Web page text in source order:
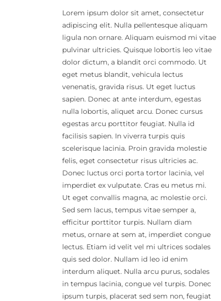
Lorem ipsum dolor sit amet, consectetur
adipiscing elit. Nulla pellentesque aliquam
ligula non ornare. Aliquam euismod mi vitae
pulvinar ultricies. Quisque lobortis leo vitae
dolor dictum, a blandit orci commodo. Ut
eget metus blandit, vehicula lectus
venenatis, gravida risus. Ut eget luctus
sapien. Donec at ante interdum, egestas
nulla lobortis, aliquet arcu. Donec cursus
egestas arcu porttitor feugiat. Nulla id
facilisis sapien. In viverra turpis quis
scelerisque lacinia. Proin gravida molestie
felis, eget consectetur risus ultricies ac.
Donec luctus orci porta tortor lacinia, vel
imperdiet ex vulputate. Cras eu metus mi.
Ut eget convallis magna, ac molestie orci.
Sed sem lacus, tempus vitae semper a,
efficitur porttitor turpis. Nullam diam
metus, ornare at sem at, imperdiet congue
lectus. Etiam id velit vel mi ultrices sodales
quis sed dolor. Nullam id leo id enim
interdum aliquet. Nulla arcu purus, sodales
in tempus lacinia, congue vel turpis. Donec
ipsum turpis, placerat sed sem non, feugiat